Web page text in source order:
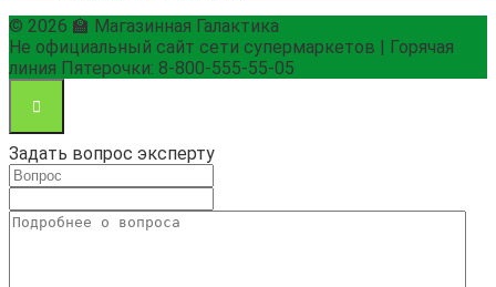
© 2026 🏫 Магазинная Галактика
Не официальный сайт сети супермаркетов | Горячая
линия Пятерочки: 8-800-555-55-05
Задать вопрос эксперту